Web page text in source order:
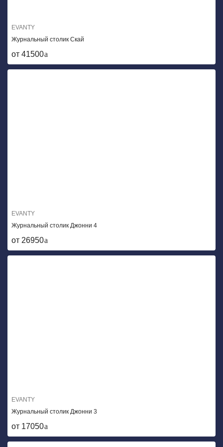
EVANTY
Журнальный столик Скай
от 41500
EVANTY
Журнальный столик Джонни 4
от 26950
EVANTY
Журнальный столик Джонни 3
от 17050